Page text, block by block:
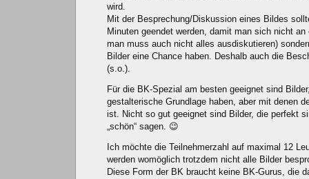
wird.
Mit der Besprechung/Diskussion eines Bildes
Minuten geendet werden, damit man sich nicht
man muss auch nicht alles ausdiskutieren)
Bilder eine Chance haben. Deshalb auch die
(s.o.).
Für die BK-Spezial am besten geeignet sind
gestalterische Grundlage haben, aber mit denen
ist. Nicht so gut geeignet sind Bilder, die perfekt
„schön“ sagen. 😉
Ich möchte die Teilnehmerzahl auf maximal 12
werden womöglich trotzdem nicht alle Bilder
Diese Form der BK braucht keine BK-Gurus, die